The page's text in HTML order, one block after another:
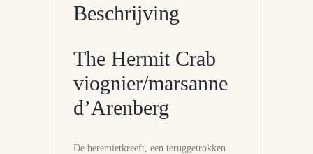
Beschrijving
The Hermit Crab
viognier/marsanne
d’Arenberg
De heremietkreeft, een teruggetrokken